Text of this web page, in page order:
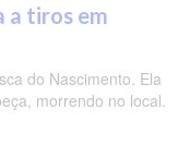
a tiros em
do Nascimento. Ela
morrendo no local.